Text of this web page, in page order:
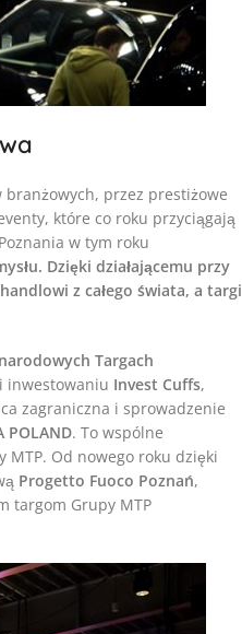
branżowych, przez prestiżowe
które co roku przyciągają
w tym roku
Dzięki działającemu przy
z całego świata, a targi
Targach
inwestowaniu Invest Cuffs,
zagraniczna i sprowadzenie
POLAND. To wspólne
MTP. Od nowego roku dzięki
Progetto Fuoco Poznań,
targom Grupy MTP